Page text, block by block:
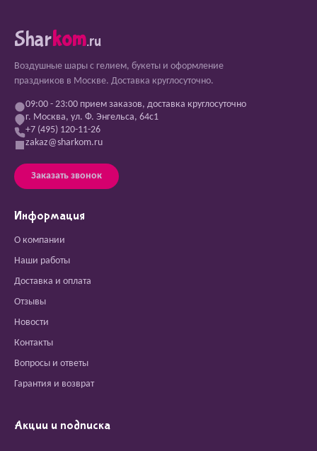
Sharkom.ru
Воздушные шары с гелием, букеты и оформление
праздников в Москве. Доставка круглосуточно.
09:00 - 23:00 прием заказов, доставка круглосуточно
г. Москва, ул. Ф. Энгельса, 64с1
+7 (495) 120-11-26
zakaz@sharkom.ru
Заказать звонок
Информация
О компании
Наши работы
Доставка и оплата
Отзывы
Новости
Контакты
Вопросы и ответы
Гарантия и возврат
Акции и подписка